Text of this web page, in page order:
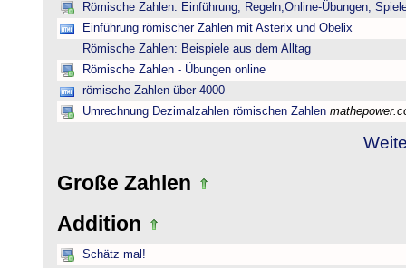
Römische Zahlen: Einführung, Regeln,Online-Übungen,
Einführung römischer Zahlen mit Asterix und Obelix
Römische Zahlen: Beispiele aus dem Alltag
Römische Zahlen - Übungen online
römische Zahlen über 4000
Umrechnung Dezimalzahlen römischen Zahlen
Große Zahlen
Addition
Schätz mal!